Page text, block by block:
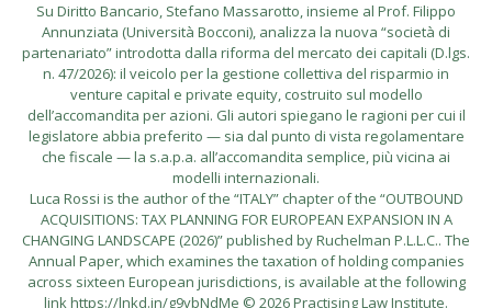
Su Diritto Bancario, Stefano Massarotto, insieme al Prof. Filippo
Annunziata (Università Bocconi), analizza la nuova “società di
partenariato” introdotta dalla riforma del mercato dei capitali (D.lgs.
n. 47/2026): il veicolo per la gestione collettiva del risparmio in
venture capital e private equity, costruito sul modello
dell’accomandita per azioni. Gli autori spiegano le ragioni per cui il
legislatore abbia preferito — sia dal punto di vista regolamentare
che fiscale — la s.a.p.a. all’accomandita semplice, più vicina ai
modelli internazionali.
Luca Rossi is the author of the “ITALY” chapter of the “OUTBOUND
ACQUISITIONS: TAX PLANNING FOR EUROPEAN EXPANSION IN A
CHANGING LANDSCAPE (2026)” published by Ruchelman P.L.L.C.. The
Annual Paper, which examines the taxation of holding companies
across sixteen European jurisdictions, is available at the following
link https://lnkd.in/g9vbNdMe © 2026 Practising Law Institute.